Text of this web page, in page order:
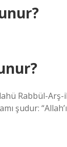
Rabbül-
şudur: